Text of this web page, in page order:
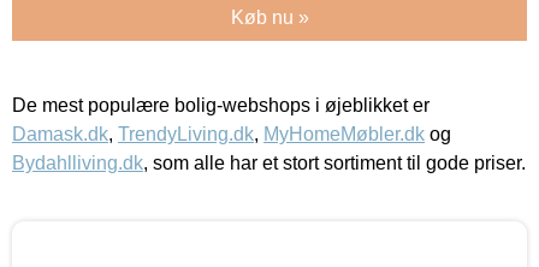
Køb nu »
De mest populære bolig-webshops i øjeblikket er
Damask.dk, TrendyLiving.dk, MyHomeMøbler.dk og
Bydahlliving.dk, som alle har et stort sortiment til gode priser.